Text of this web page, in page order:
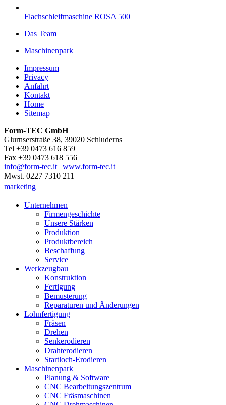
Flachschleifmaschine ROSA 500
Das Team
Maschinenpark
Impressum
Privacy
Anfahrt
Kontakt
Home
Sitemap
Form-TEC GmbH
Glurnserstraße 38, 39020 Schluderns
Tel +39 0473 616 859
Fax +39 0473 618 556
info@form-tec.it| www.form-tec.it
Mwst. 0227 7310 211
marketing
Unternehmen
Firmengeschichte
Unsere Stärken
Produktion
Produktbereich
Beschaffung
Service
Werkzeugbau
Konstruktion
Fertigung
Bemusterung
Reparaturen und Änderungen
Lohnfertigung
Fräsen
Drehen
Senkerodieren
Drahterodieren
Startloch-Erodieren
Maschinenpark
Planung & Software
CNC Bearbeitungszentrum
CNC Fräsmaschinen